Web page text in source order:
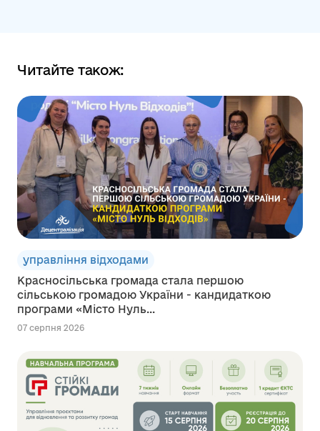
Читайте також:
управління відходами
Красносільська громада стала першою
сільською громадою України - кандидаткою
програми «Місто Нуль...
07 серпня 2026